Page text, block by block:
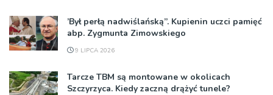
’Był perłą nadwiślańską”. Kupienin uczci pamięć
abp. Zygmunta Zimowskiego
9 LIPCA 2026
Tarcze TBM są montowane w okolicach
Szczyrzyca. Kiedy zaczną drążyć tunele?